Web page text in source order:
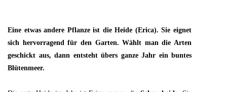
Eine etwas andere Pflanze ist die Heide (Erica). Sie eignet
sich hervorragend für den Garten. Wählt man die Arten
geschickt aus, dann entsteht übers ganze Jahr ein buntes
Blütenmeer.